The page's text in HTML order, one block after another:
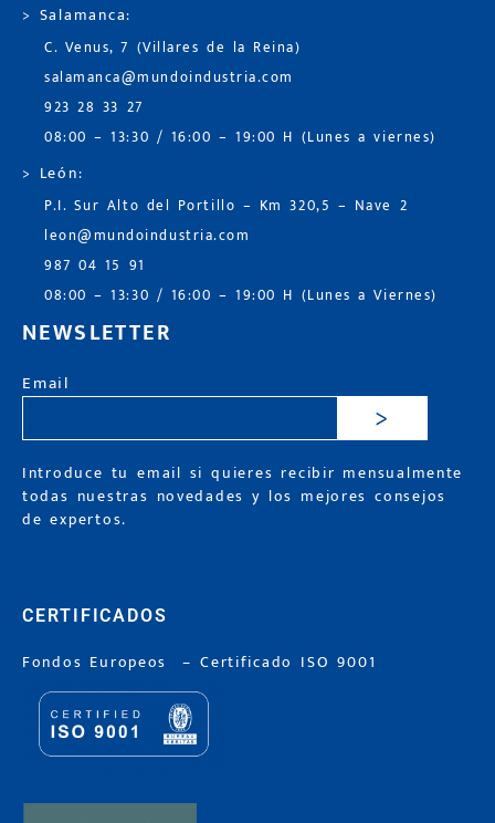
> Salamanca:
C. Venus, 7 (Villares de la Reina)
salamanca@mundoindustria.com
923 28 33 27
08:00 – 13:30 / 16:00 – 19:00 H (Lunes a viernes)
> León:
P.I. Sur Alto del Portillo – Km 320,5 – Nave 2
leon@mundoindustria.com
987 04 15 91
08:00 – 13:30 / 16:00 – 19:00 H (Lunes a Viernes)
NEWSLETTER
Email
>
Introduce tu email si quieres recibir mensualmente
todas nuestras novedades y los mejores consejos
de expertos.
CERTIFICADOS
Fondos Europeos –Certificado ISO 9001